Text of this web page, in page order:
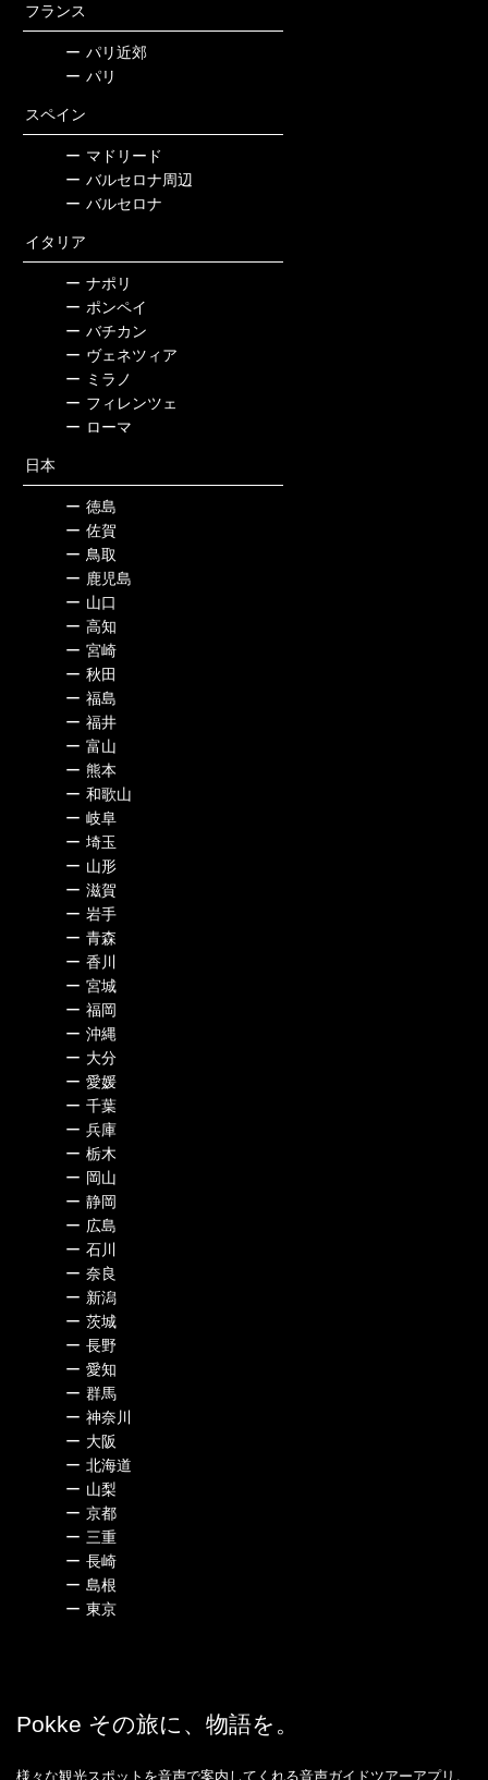
フランス
ー パリ近郊
ー パリ
スペイン
ー マドリード
ー バルセロナ周辺
ー バルセロナ
イタリア
ー ナポリ
ー ポンペイ
ー バチカン
ー ヴェネツィア
ー ミラノ
ー フィレンツェ
ー ローマ
日本
ー 徳島
ー 佐賀
ー 鳥取
ー 鹿児島
ー 山口
ー 高知
ー 宮崎
ー 秋田
ー 福島
ー 福井
ー 富山
ー 熊本
ー 和歌山
ー 岐阜
ー 埼玉
ー 山形
ー 滋賀
ー 岩手
ー 青森
ー 香川
ー 宮城
ー 福岡
ー 沖縄
ー 大分
ー 愛媛
ー 千葉
ー 兵庫
ー 栃木
ー 岡山
ー 静岡
ー 広島
ー 石川
ー 奈良
ー 新潟
ー 茨城
ー 長野
ー 愛知
ー 群馬
ー 神奈川
ー 大阪
ー 北海道
ー 山梨
ー 京都
ー 三重
ー 長崎
ー 島根
ー 東京
Pokke その旅に、物語を。
様々な観光スポットを音声で案内してくれる音声ガイドツアーアプリ。